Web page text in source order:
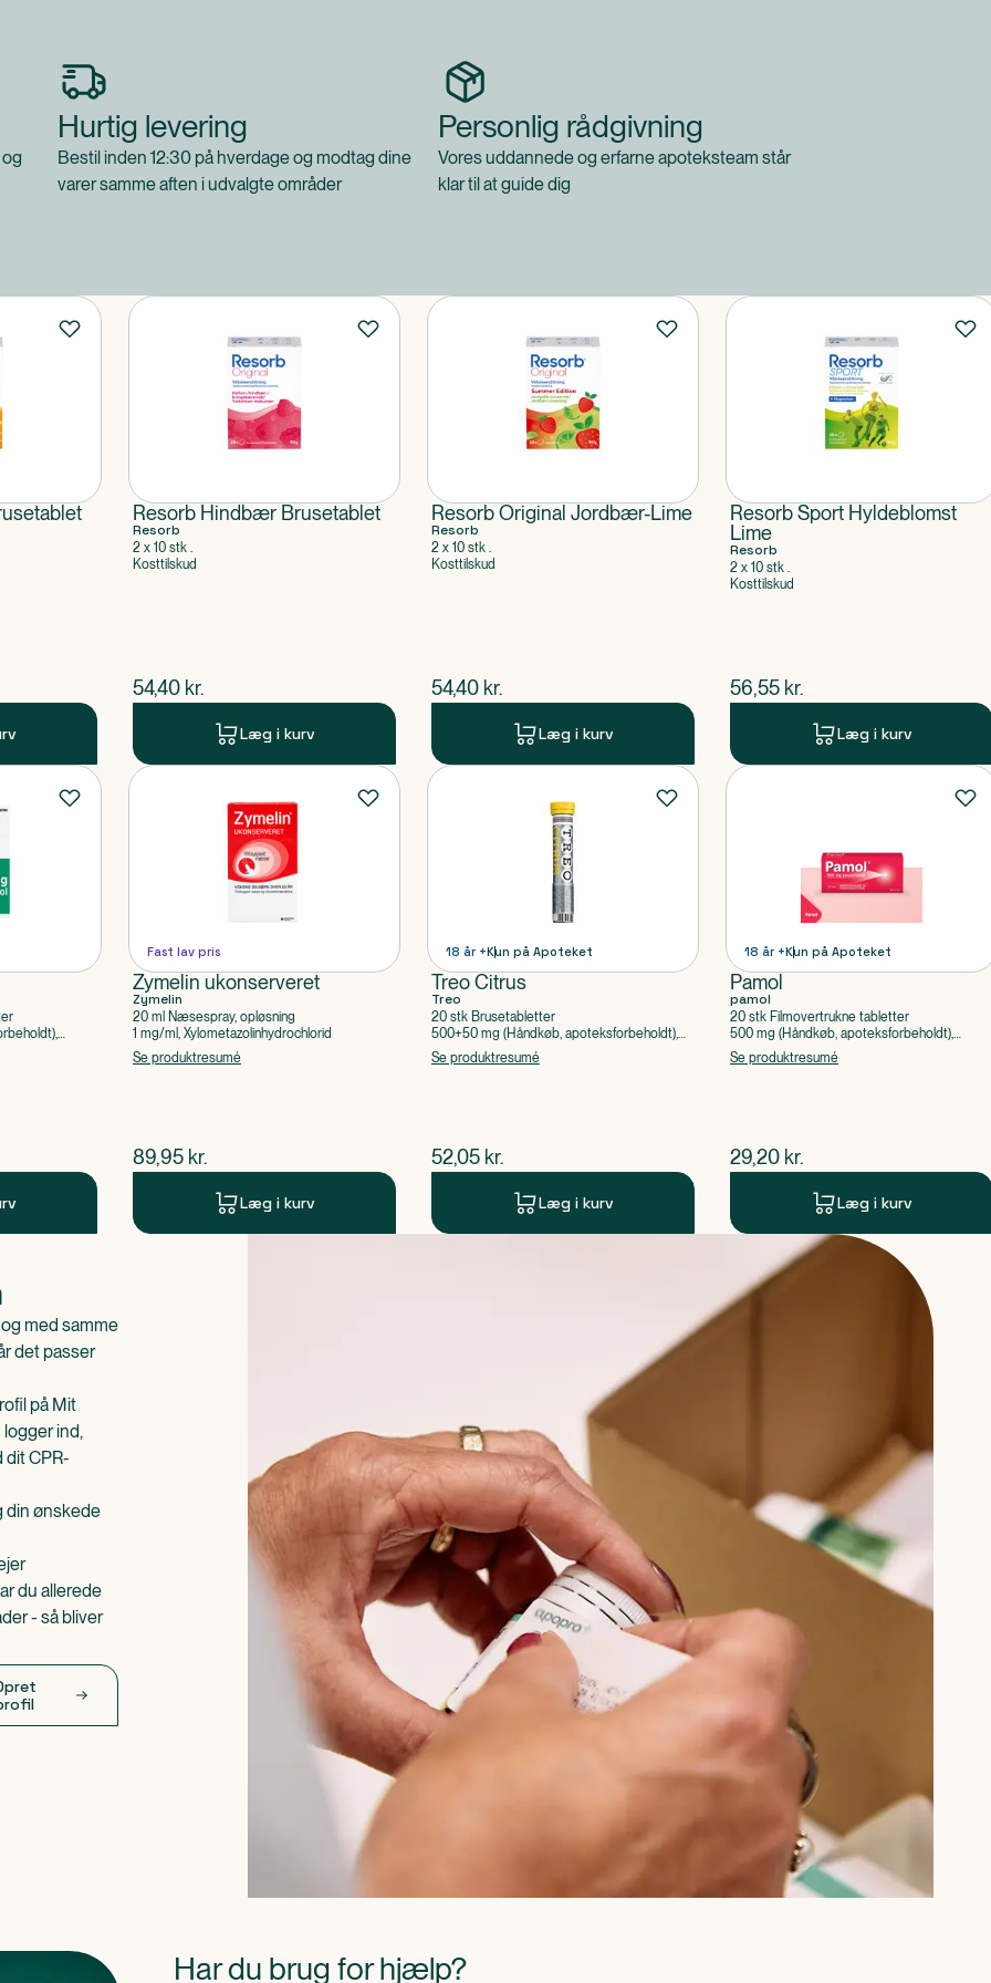
Hurtig levering
Bestil inden 12:30 på hverdage og modtag dine
varer samme aften i udvalgte områder
Personlig rådgivning
Vores uddannede og erfarne apoteksteam står
klar til at guide dig
Resorb Hindbær Brusetablet
Resorb
2 x 10 stk .
Kosttilskud
$nuværende pris
54,40 kr.
Læg i kurv
Resorb Original Jordbær-Lime
Resorb
2 x 10 stk .
Kosttilskud
$nuværende pris
54,40 kr.
Læg i kurv
Resorb Sport Hyldeblomst
Lime
Resorb
2 x 10 stk .
Kosttilskud
$nuværende pris
56,55 kr.
Læg i kurv
Fast lav pris
Zymelin ukonserveret
Zymelin
20 ml Næsespray, opløsning
1 mg/ml, Xylometazolinhydrochlorid
Se produktresumé
$nuværende pris
89,95 kr.
Læg i kurv
18 år +Kun på Apoteket
Treo Citrus
Treo
20 stk Brusetabletter
500+50 mg (Håndkøb, apoteksforbeholdt),
Acetylsalicylsyre, Caffein
Se produktresumé
$nuværende pris
52,05 kr.
Læg i kurv
18 år +Kun på Apoteket
Pamol
pamol
20 stk Filmovertrukne tabletter
500 mg (Håndkøb, apoteksforbeholdt),
Paracetamol
Se produktresumé
$nuværende pris
29,20 kr.
Læg i kurv
med samme
det passer
på Mit
ind,
dit CPR-
din ønskede
du allerede
- så bliver
Har du brug for hjælp?